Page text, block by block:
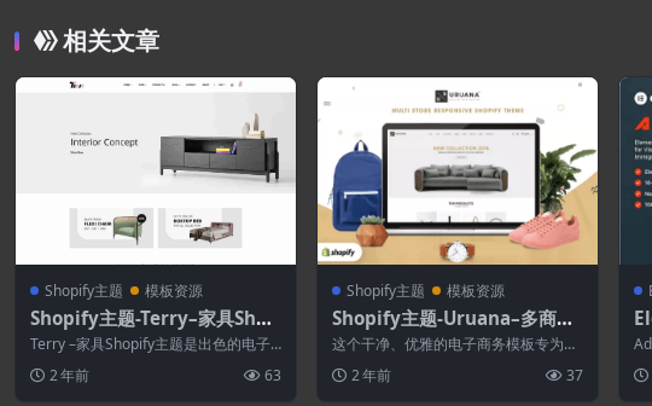
相关文章
Shopify主题 模板资源
Shopify主题-Terry–家具Shop
ify主题
Terry –家具Shopify主题是出色的电子
2 年前 63
Shopify主题 模板资源
Shopify主题-Uruana–多商店
响应式Shopify主题
这个干净、优雅的电子商务模板专为创
合时尚商店、...
2 年前 37
件